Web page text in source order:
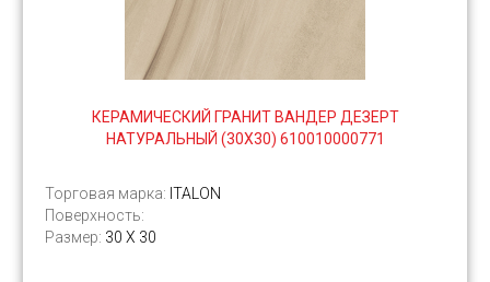
КЕРАМИЧЕСКИЙ ГРАНИТ ВАНДЕР ДЕЗЕРТ
НАТУРАЛЬНЫЙ (30Х30) 610010000771
Торговая марка: ITALON
Поверхность:
Размер: 30 Х 30